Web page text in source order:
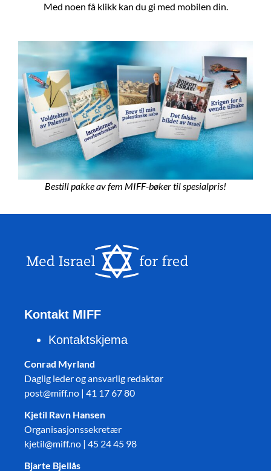
Med noen få klikk kan du gi med mobilen din.
Bestill pakke av fem MIFF-bøker til spesialpris!
Kontakt MIFF
Kontaktskjema
Conrad Myrland
Daglig leder og ansvarlig redaktør
post@miff.no | 41 17 67 80
Kjetil Ravn Hansen
Organisasjonssekretær
kjetil@miff.no | 45 24 45 98
Bjarte Bjellås